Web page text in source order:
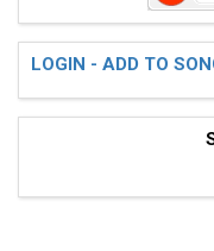
LOGIN - ADD TO